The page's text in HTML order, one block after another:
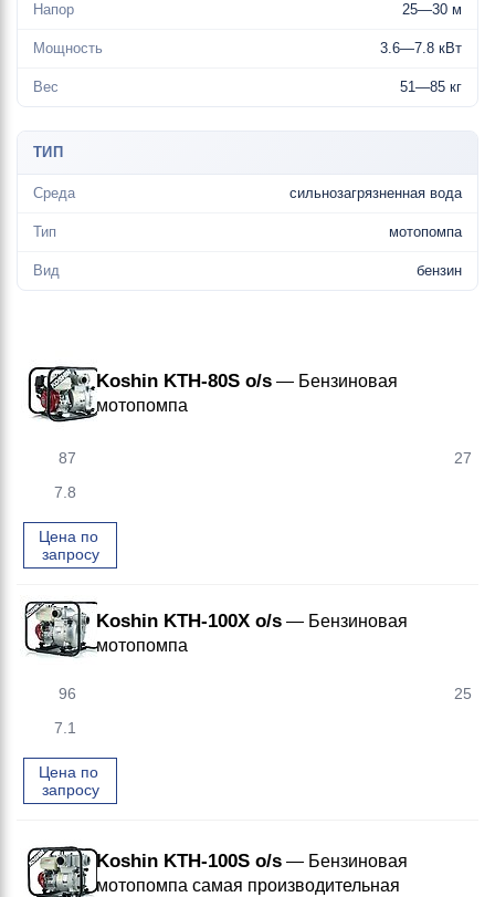
Напор 25—30 м
Мощность 3.6—7.8 кВт
Вес 51—85 кг
ТИП
Среда сильнозагрязненная вода
Тип мотопомпа
Вид бензин
Koshin KTH-80S o/s — Бензиновая
мотопомпа
87
27
7.8
Цена по
запросу
Koshin KTH-100X o/s — Бензиновая
мотопомпа
96
25
7.1
Цена по
запросу
Koshin KTH-100S o/s — Бензиновая
мотопомпа самая производительная